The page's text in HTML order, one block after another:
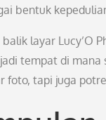
bentuk
balik layar Lucy’O
tempat di mana
foto, tapi juga